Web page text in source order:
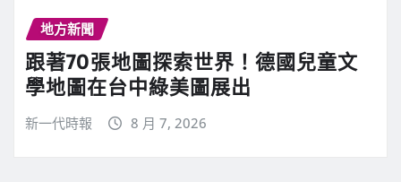
地方新聞
跟著70張地圖探索世界！德國兒童文
學地圖在台中綠美圖展出
新一代時報 8 月 7, 2026